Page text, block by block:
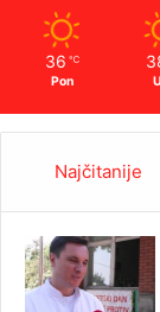
36 ℃
Pon
Najčitanije